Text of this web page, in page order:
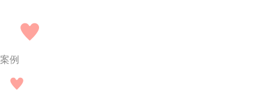
案例